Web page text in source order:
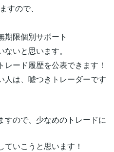
ので、
期限個別サポート
いと思います。
ード履歴を公表できます！
人は、嘘つきトレーダーです
すので、少なめのトレードに
ていこうと思います！